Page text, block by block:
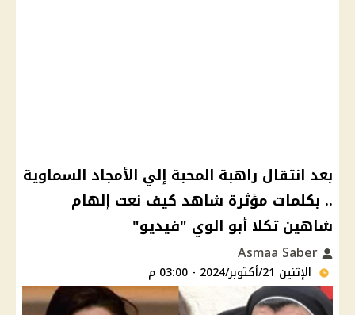
بعد انتقال راهبة المحبة إلي الأمجاد السماوية
.. بكلمات مؤثرة شاهد كيف نعت إلهام
شاهين تكلا أبو الوي "فيديو"
الإثنين 21/أكتوبر/2024 - 03:00 م